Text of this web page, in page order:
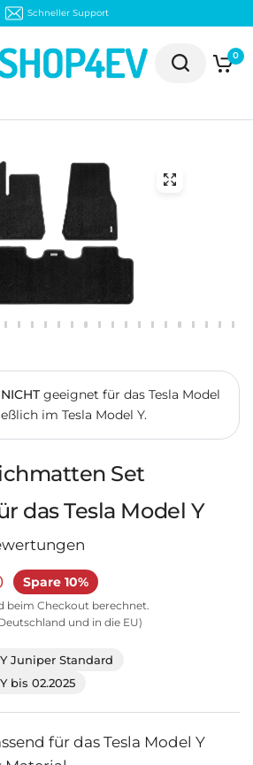
Tage kostenloser Rückversand
0
NICHTgeeignet für das Tesla Model
im Tesla Model Y.
Set
das Tesla Model Y
Spare 10%
beim Checkout berechnet.
und in die EU)
Juniper Standard
bis 02.2025
für das Tesla Model Y